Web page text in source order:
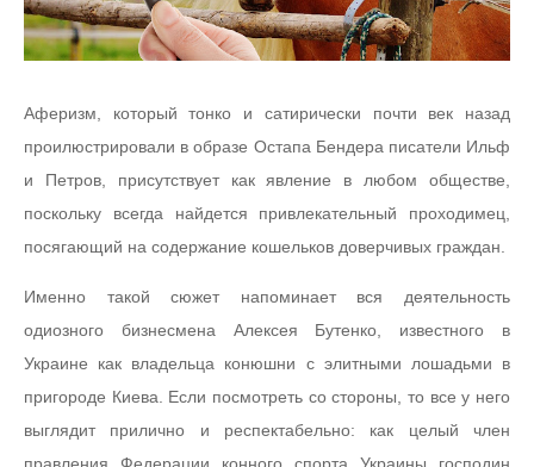
Аферизм, который тонко и сатирически почти век назад
проилюстрировали в образе Остапа Бендера писатели Ильф
и Петров, присутствует как явление в любом обществе,
поскольку всегда найдется привлекательный проходимец,
посягающий на содержание кошельков доверчивых граждан.
Именно такой сюжет напоминает вся деятельность
одиозного бизнесмена Алексея Бутенко, известного в
Украине как владельца конюшни с элитными лошадьми в
пригороде Киева. Если посмотреть со стороны, то все у него
выглядит прилично и респектабельно: как целый член
правления Федерации конного спорта Украины господин